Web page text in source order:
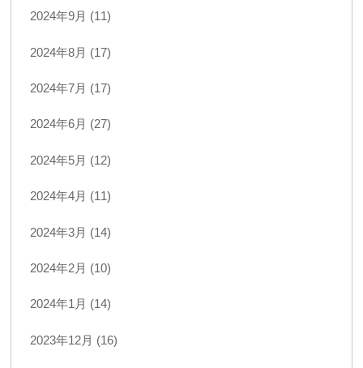
2024年9月 (11)
2024年8月 (17)
2024年7月 (17)
2024年6月 (27)
2024年5月 (12)
2024年4月 (11)
2024年3月 (14)
2024年2月 (10)
2024年1月 (14)
2023年12月 (16)